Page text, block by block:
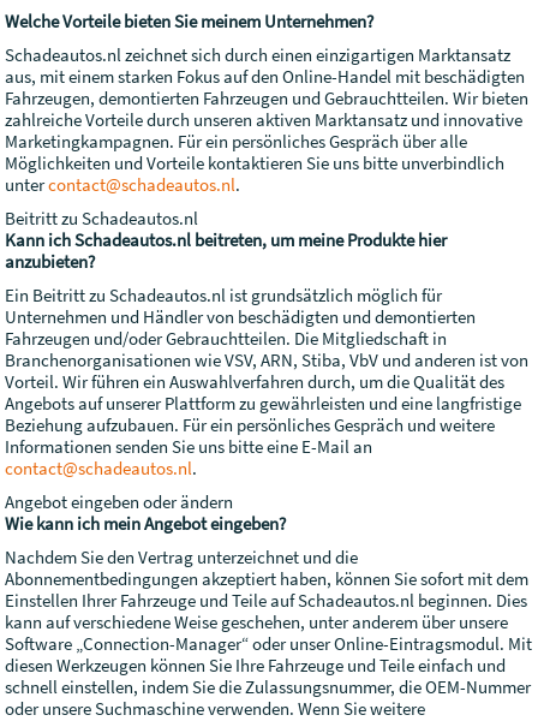
Welche Vorteile bieten Sie meinem Unternehmen?
Schadeautos.nl zeichnet sich durch einen einzigartigen Marktansatz
aus, mit einem starken Fokus auf den Online-Handel mit beschädigten
Fahrzeugen, demontierten Fahrzeugen und Gebrauchtteilen. Wir bieten
zahlreiche Vorteile durch unseren aktiven Marktansatz und innovative
Marketingkampagnen. Für ein persönliches Gespräch über alle
Möglichkeiten und Vorteile kontaktieren Sie uns bitte unverbindlich
untercontact@schadeautos.nl.
Beitritt zu Schadeautos.nl
Kann ich Schadeautos.nl beitreten, um meine Produkte hier
anzubieten?
Ein Beitritt zu Schadeautos.nl ist grundsätzlich möglich für
Unternehmen und Händler von beschädigten und demontierten
Fahrzeugen und/oder Gebrauchtteilen. Die Mitgliedschaft in
Branchenorganisationen wie VSV, ARN, Stiba, VbV und anderen ist von
Vorteil. Wir führen ein Auswahlverfahren durch, um die Qualität des
Angebots auf unserer Plattform zu gewährleisten und eine langfristige
Beziehung aufzubauen. Für ein persönliches Gespräch und weitere
Informationen senden Sie uns bitte eine E-Mail an
contact@schadeautos.nl.
Angebot eingeben oder ändern
Wie kann ich mein Angebot eingeben?
Nachdem Sie den Vertrag unterzeichnet und die
Abonnementbedingungen akzeptiert haben, können Sie sofort mit dem
Einstellen Ihrer Fahrzeuge und Teile auf Schadeautos.nl beginnen. Dies
kann auf verschiedene Weise geschehen, unter anderem über unsere
Software „Connection-Manager“ oder unser Online-Eintragsmodul. Mit
diesen Werkzeugen können Sie Ihre Fahrzeuge und Teile einfach und
schnell einstellen, indem Sie die Zulassungsnummer, die OEM-Nummer
oder unsere Suchmaschine verwenden. Wenn Sie weitere